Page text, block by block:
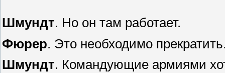
Шмундт. Но он там работает.
Фюрер. Это необходимо
Шмундт. Командующие армиями